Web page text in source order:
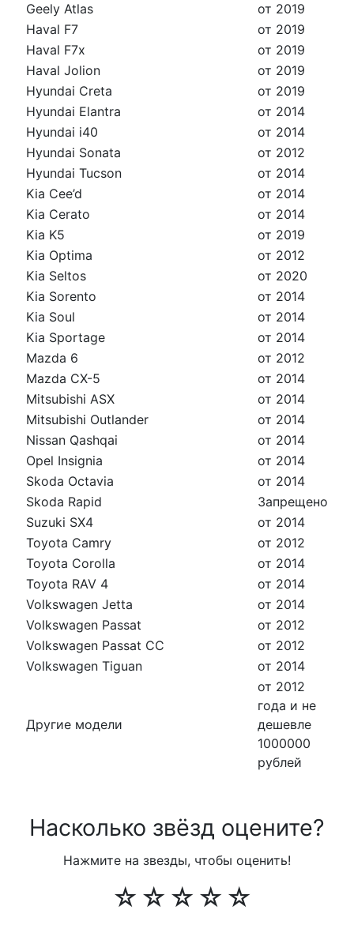
Geely Atlas
от 2019
Haval F7
от 2019
Haval F7x
от 2019
Haval Jolion
от 2019
Hyundai Creta
от 2019
Hyundai Elantra
от 2014
Hyundai i40
от 2014
Hyundai Sonata
от 2012
Hyundai Tucson
от 2014
Kia Cee’d
от 2014
Kia Cerato
от 2014
Kia K5
от 2019
Kia Optima
от 2012
Kia Seltos
от 2020
Kia Sorento
от 2014
Kia Soul
от 2014
Kia Sportage
от 2014
Mazda 6
от 2012
Mazda CX-5
от 2014
Mitsubishi ASX
от 2014
Mitsubishi Outlander
от 2014
Nissan Qashqai
от 2014
Opel Insignia
от 2014
Skoda Octavia
от 2014
Skoda Rapid
Запрещено
Suzuki SX4
от 2014
Toyota Camry
от 2012
Toyota Corolla
от 2014
Toyota RAV 4
от 2014
Volkswagen Jetta
от 2014
Volkswagen Passat
от 2012
Volkswagen Passat CC
от 2012
Volkswagen Tiguan
от 2014
Другие модели
от 2012
года и не
дешевле
1000000
рублей
Насколько звёзд оцените?
Нажмите на звезды, чтобы оценить!
☆
☆
☆
☆
☆